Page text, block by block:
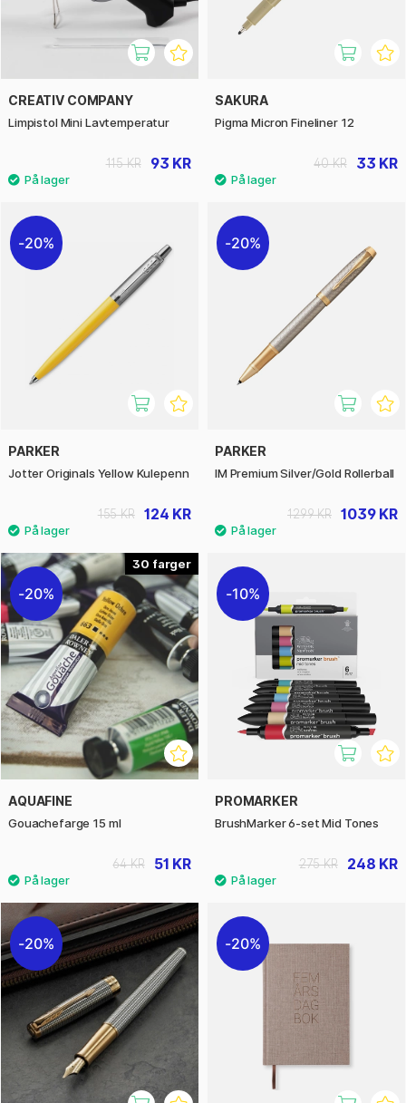
CREATIV COMPANY
Limpistol Mini Lavtemperatur
93 KR
115 KR
SAKURA
Pigma Micron Fineliner 12
33 KR
40 KR
20%
PARKER
Jotter Originals Yellow Kulepenn
124 KR
155 KR
20%
PARKER
IM Premium Silver/Gold Rollerball
1039 KR
1299 KR
30
20%
AQUAFINE
Gouachefarge 15 ml
51 KR
64 KR
10%
PROMARKER
BrushMarker 6-set Mid Tones
248 KR
275 KR
20% 20%